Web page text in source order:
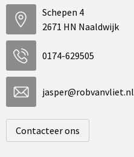
Schepen 4
2671 HN Naaldwijk
0174-629505
jasper@robvanvliet.nl
Contacteer ons